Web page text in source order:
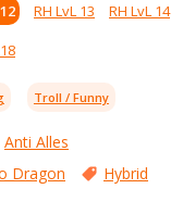
RH LvL 13
RH LvL 14
Troll / Funny
Anti Alles
Dragon Hybrid